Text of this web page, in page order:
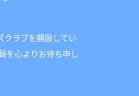
クラブを開設してい
を心よりお待ち申し